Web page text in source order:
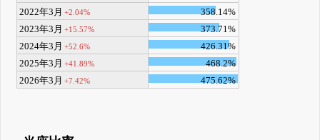
2022年3月 +2.04%
358.14%
2023年3月 +15.57%
373.71%
2024年3月 +52.6%
426.31%
2025年3月 +41.89%
468.2%
2026年3月 +7.42% 475.62%